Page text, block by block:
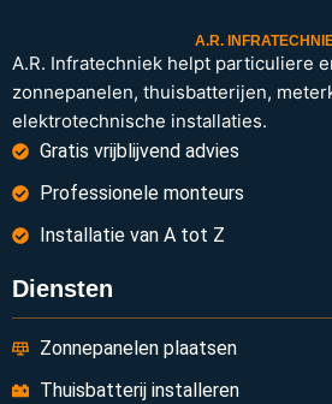
A.R.
A.R. Infratechniek helpt particuliere
zonnepanelen, thuisbatterijen,
elektrotechnische installaties.
Gratis vrijblijvend advies
Professionele monteurs
Installatie van A tot Z
Diensten
Zonnepanelen plaatsen
Thuisbatterij installeren